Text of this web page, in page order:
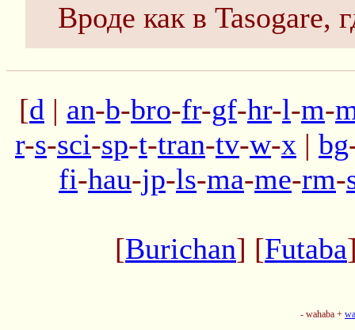
Вроде как в
[d | an-b-bro-fr-gf-hr-l-m-
r-s-sci-sp-t-tran-tv-w-x | bg
fi-hau-jp-ls-ma-me-rm-
[Burichan] [Futaba
- wahaba +